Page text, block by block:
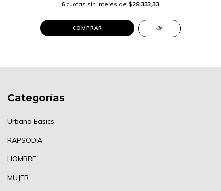
6 cuotas sin interés de $28.333,33
COMPRAR
Categorías
Urbano Basics
RAPSODIA
HOMBRE
MUJER